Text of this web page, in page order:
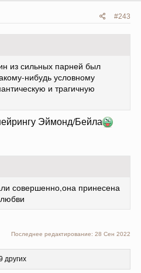
#243
из сильных парней был
нибудь условному
и трагичную
Эймонд/Бейла
совершенно,она принесена
Последнее редактирование: 28 Сен 2022
других